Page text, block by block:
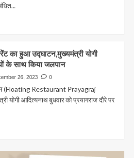
का हुआ उद्घाटन,मुख्यमंत्री योगी
के साथ किया जलपान
26, 2023 0
(Floating Restaurant Prayagraj
योगी आदित्यनाथ बुधवार को प्रयागराज दौरे पर